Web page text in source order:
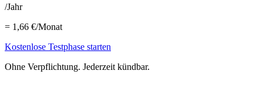
/Jahr
= 1,66 €/Monat
Kostenlose Testphase starten
Ohne Verpflichtung. Jederzeit kündbar.